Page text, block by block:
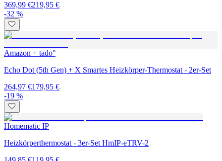
369,99 €219,95 €
-32 %
Amazon + tado°
Echo Dot (5th Gen) + X Smartes Heizkörper-Thermostat - 2er-Set
264,97 €179,95 €
-19 %
Homematic IP
Heizkörperthermostat - 3er-Set HmIP-eTRV-2